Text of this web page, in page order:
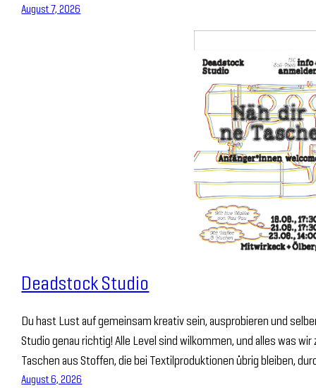
August 7, 2026
Deadstock Studio
Du hast Lust auf gemeinsam kreativ sein, ausprobieren und
Studio genau richtig! Alle Level sind wilkommen, und alles was
Taschen aus Stoffen, die bei Textilproduktionen übrig bleiben,
August 6, 2026